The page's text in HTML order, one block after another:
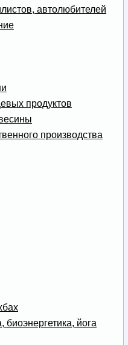
автолюбителей
продуктов
производства
йога